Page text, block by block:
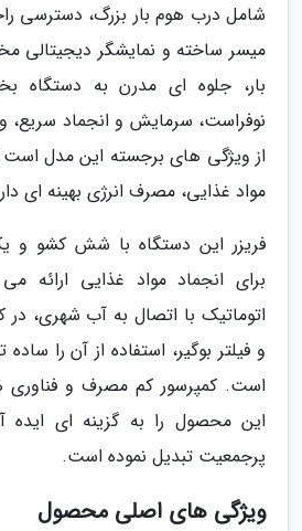
شامل درب هوم بار بزرگ، دسترسی
میسر ساخته و نمایشگر دیجیتالی
بار، جلوه ای مدرن به دستگاه
نوفراست، سرمایش و انجماد سریع،
از ویژگی های برجسته این مدل
مواد غذایی، مصرف انرژی بهینه ای
فریزر این دستگاه با شش کشو و
برای انجماد مواد غذایی ارائه
اتوماتیک با اتصال به آب شهری،
و فیلتر بوگیر، استفاده از آن را
است. کمپرسور کم مصرف و
این محصول را به گزینه ای ایده
پرجمعیت تبدیل نموده است.
ویژگی های اصلی محصول